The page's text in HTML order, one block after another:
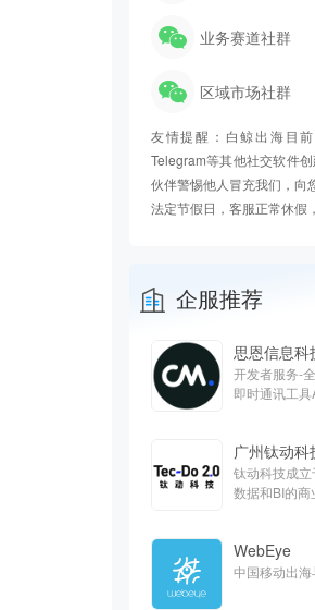
业务赛道社群
区域市场社群
友情提醒：白鲸出海目
Telegram等其他社交软件
伙伴警惕他人冒充我们，向
法定节假日，客服正常休假
企服推荐
思恩信息科
开发者服务-
即时通讯工
广州钛动科
钛动科技成
数据和BI的商
客户的一站式
WebEye
中国移动出海